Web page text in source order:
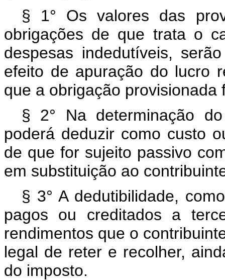
§ 1° Os valores das
obrigações de que trata o
despesas indedutíveis,
efeito de apuração do lucro
que a obrigação provisionada
§ 2° Na determinação
poderá deduzir como custo
de que for sujeito passivo
em substituição ao
§ 3° A dedutibilidade,
pagos ou creditados a
rendimentos que o
legal de reter e recolher,
do imposto.